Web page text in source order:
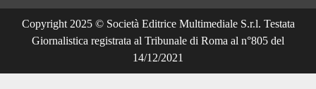
Copyright 2025 © Società Editrice Multimediale S.r.l. Testata
Giornalistica registrata al Tribunale di Roma al n°805 del
14/12/2021